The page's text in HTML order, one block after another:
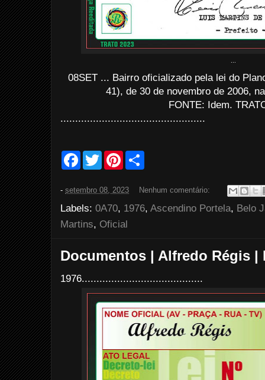
08SET ... Bairro oficializado pela lei do
41), de 30 de novembro de 2006,
FONTE: Idem.
.................................................
F
b
o
o
k
T
w
t
e
r
P
e
e
s
e
- setembro 08, 2023 Nenhum comentário:
Labels: 0A70, 1976, Ascendino Portela, Belo
Martins, Oficial
Documentos | Alfredo Régis |
1976.........................................